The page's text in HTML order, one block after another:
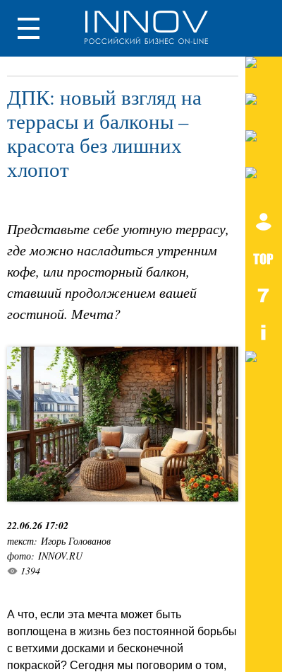
ДПК: новый взгляд на
террасы и балконы –
красота без лишних
хлопот
Представьте себе уютную террасу,
где можно насладиться утренним
кофе, или просторный балкон,
ставший продолжением вашей
гостиной. Мечта?
22.06.26 17:02
текст: Игорь Голованов
фото: INNOV.RU
1394
А что, если эта мечта может быть
воплощена в жизнь без постоянной борьбы
с ветхими досками и бесконечной
покраской? Сегодня мы поговорим о том,